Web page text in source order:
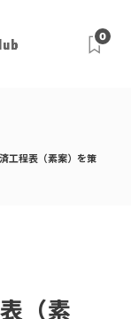
0
工程表（素案）を策
（素